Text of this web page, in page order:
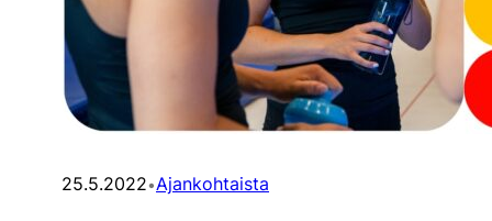
25.5.2022•Ajankohtaista